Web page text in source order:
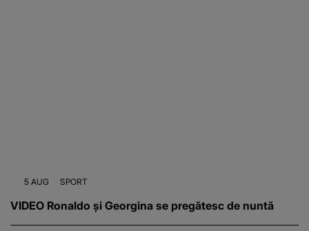
5 AUG SPORT
VIDEO Ronaldo și Georgina se pregătesc de nuntă